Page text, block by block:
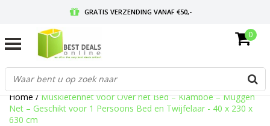
GRATIS VERZENDING VANAF €50,-
GRATIS RETOURNEREN EN 30 DAGEN BEDENKTIJD
0
Home/Muskietennet voor Over het Bed – Klamboe – Muggen
Net – Geschikt voor 1 Persoons Bed en Twijfelaar - 40 x 230 x
630 cm